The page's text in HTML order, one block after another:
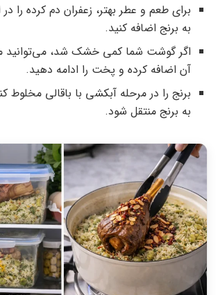
برای طعم و عطر بهتر، زعفران دم کرده را
به برنج اضافه کنید.
اگر گوشت شما کمی خشک شد، می‌توانید
آن اضافه کرده و پخت را ادامه دهید.
برنج را در مرحله آبکشی با باقالی مخلوط
به برنج منتقل شود.